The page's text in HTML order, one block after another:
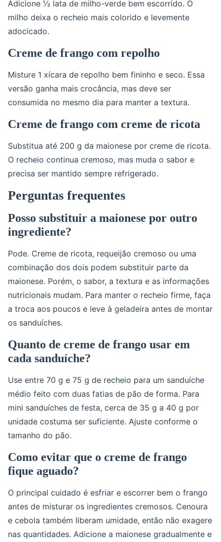
Adicione ½ lata de milho-verde bem escorrido. O
milho deixa o recheio mais colorido e levemente
adocicado.
Creme de frango com repolho
Misture 1 xícara de repolho bem fininho e seco. Essa
versão ganha mais crocância, mas deve ser
consumida no mesmo dia para manter a textura.
Creme de frango com creme de ricota
Substitua até 200 g da maionese por creme de ricota.
O recheio continua cremoso, mas muda o sabor e
precisa ser mantido sempre refrigerado.
Perguntas frequentes
Posso substituir a maionese por outro
ingrediente?
Pode. Creme de ricota, requeijão cremoso ou uma
combinação dos dois podem substituir parte da
maionese. Porém, o sabor, a textura e as informações
nutricionais mudam. Para manter o recheio firme, faça
a troca aos poucos e leve à geladeira antes de montar
os sanduíches.
Quanto de creme de frango usar em
cada sanduíche?
Use entre 70 g e 75 g de recheio para um sanduíche
médio feito com duas fatias de pão de forma. Para
mini sanduíches de festa, cerca de 35 g a 40 g por
unidade costuma ser suficiente. Ajuste conforme o
tamanho do pão.
Como evitar que o creme de frango
fique aguado?
O principal cuidado é esfriar e escorrer bem o frango
antes de misturar os ingredientes cremosos. Cenoura
e cebola também liberam umidade, então não exagere
nas quantidades. Adicione a maionese gradualmente e